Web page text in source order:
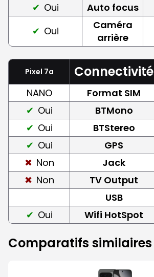
Oui
Auto focus
Oui
Caméra
arrière
Pixel 7a Connectivité
NANO Format SIM
Oui
BTMono
Oui
BTStereo
Oui
GPS
Non
Jack
Non
TV Output
USB
Oui
Wifi HotSpot
Comparatifs similaires